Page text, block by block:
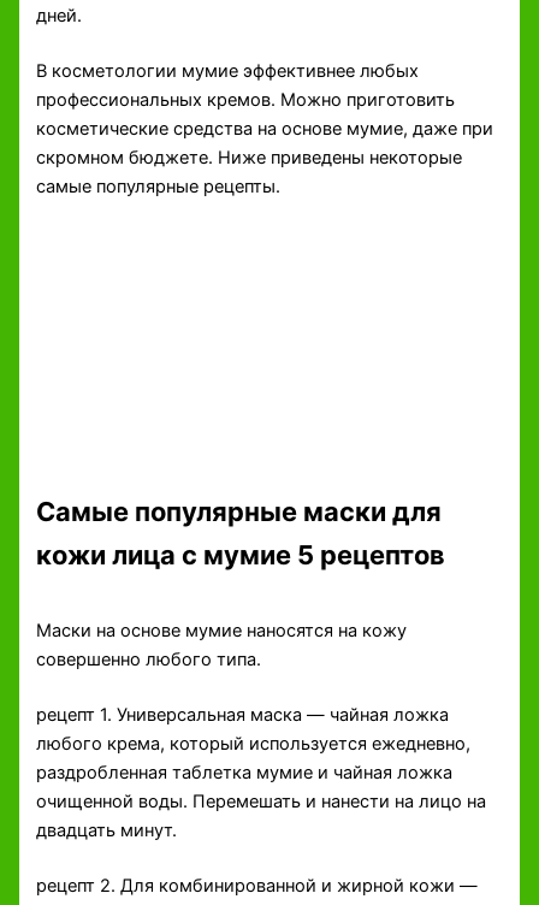
дней.
В косметологии мумие эффективнее любых
профессиональных кремов. Можно приготовить
косметические средства на основе мумие, даже при
скромном бюджете. Ниже приведены некоторые
самые популярные рецепты.
Самые популярные маски для
кожи лица с мумие 5 рецептов
Маски на основе мумие наносятся на кожу
совершенно любого типа.
рецепт 1. Универсальная маска — чайная ложка
любого крема, который используется ежедневно,
раздробленная таблетка мумие и чайная ложка
очищенной воды. Перемешать и нанести на лицо на
двадцать минут.
рецепт 2. Для комбинированной и жирной кожи —